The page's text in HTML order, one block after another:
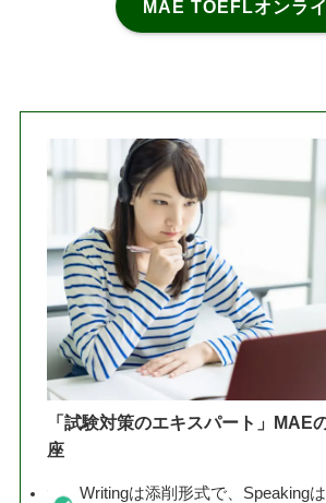
MAE TOEFLオンラ
「試験対策のエキスパート」MAE
座
Writingは添削形式で、Speaking